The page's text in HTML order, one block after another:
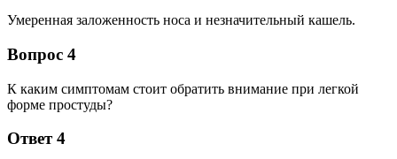
Умеренная заложенность носа и незначительный кашель.
Вопрос 4
К каким симптомам стоит обратить внимание при легкой
форме простуды?
Ответ 4